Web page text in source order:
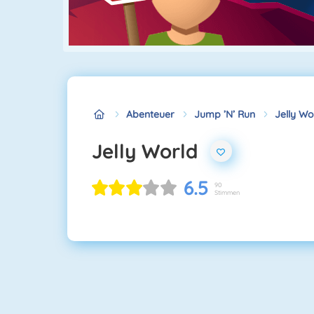
Abenteuer Jump ’n’ Run Jelly
Jelly World
6.5
90
Stimmen